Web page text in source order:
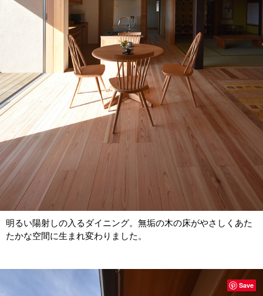
明るい陽射しの入るダイニング。無垢の木の床がやさしくあた
たかな空間に生まれ変わりました。
Save